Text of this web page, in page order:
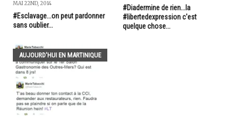
MAI 22ND, 2014
#Esclavage...on peut pardonner
sans oublier...
#Diadermine de rien...la
#libertedexpression c'est
quelque chose...
AUJOURD'HUI EN MARTINIQUE